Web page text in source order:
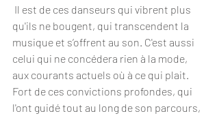
qu'ils ne bougent, qui transcendent la
musique et s’offrent au son. C'est aussi
celui qui ne concédera rien à la mode,
aux courants actuels où à ce qui plait.
Fort de ces convictions profondes, qui
l'ont guidé tout au long de son parcours,